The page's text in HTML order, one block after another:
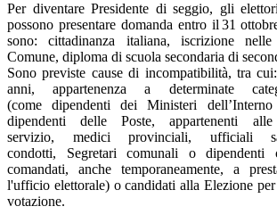
Per diventare Presidente di seggio, gli
possono presentare domanda entro il 31
sono: cittadinanza italiana, iscrizione
Comune, diploma di scuola secondaria di
Sono previste cause di incompatibilità, tra
anni, appartenenza a determinate
(come dipendenti dei Ministeri
dipendenti delle Poste, appartenenti
servizio, medici provinciali, ufficiali
condotti, Segretari comunali o dipendenti
comandati, anche temporaneamente, a
l'ufficio elettorale) o candidati alla Elezione
votazione.